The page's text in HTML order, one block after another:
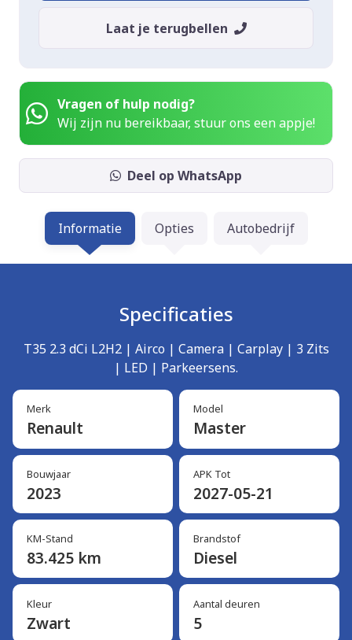
Laat je terugbellen
Vragen of hulp nodig?
Wij zijn nu bereikbaar, stuur ons een appje!
Deel op WhatsApp
Informatie Opties Autobedrijf
Specificaties
T35 2.3 dCi L2H2 | Airco | Camera | Carplay | 3 Zits
| LED | Parkeersens.
Merk
Renault
Model
Master
Bouwjaar
2023
APK Tot
2027-05-21
KM-Stand
83.425 km
Brandstof
Diesel
Kleur
Zwart
Aantal deuren
5